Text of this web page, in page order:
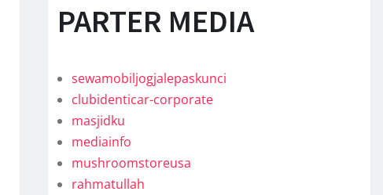
PARTER MEDIA
sewamobiljogjalepaskunci
clubidenticar-corporate
masjidku
mediainfo
mushroomstoreusa
rahmatullah